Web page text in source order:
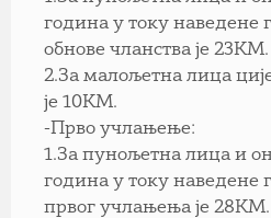
година у току наведене
обнове чланства је 23КМ.
2.За малољетна лица
је 10КМ.
-Прво учлањење:
1.За пунољетна лица и
година у току наведене
првог учлањења је 28КМ.